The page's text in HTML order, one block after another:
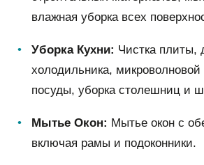
влажная уборка всех
Уборка Кухни: Чистка плиты,
холодильника,
посуды, уборка столешниц и
Мытье Окон: Мытье окон с
включая рамы и подоконники.